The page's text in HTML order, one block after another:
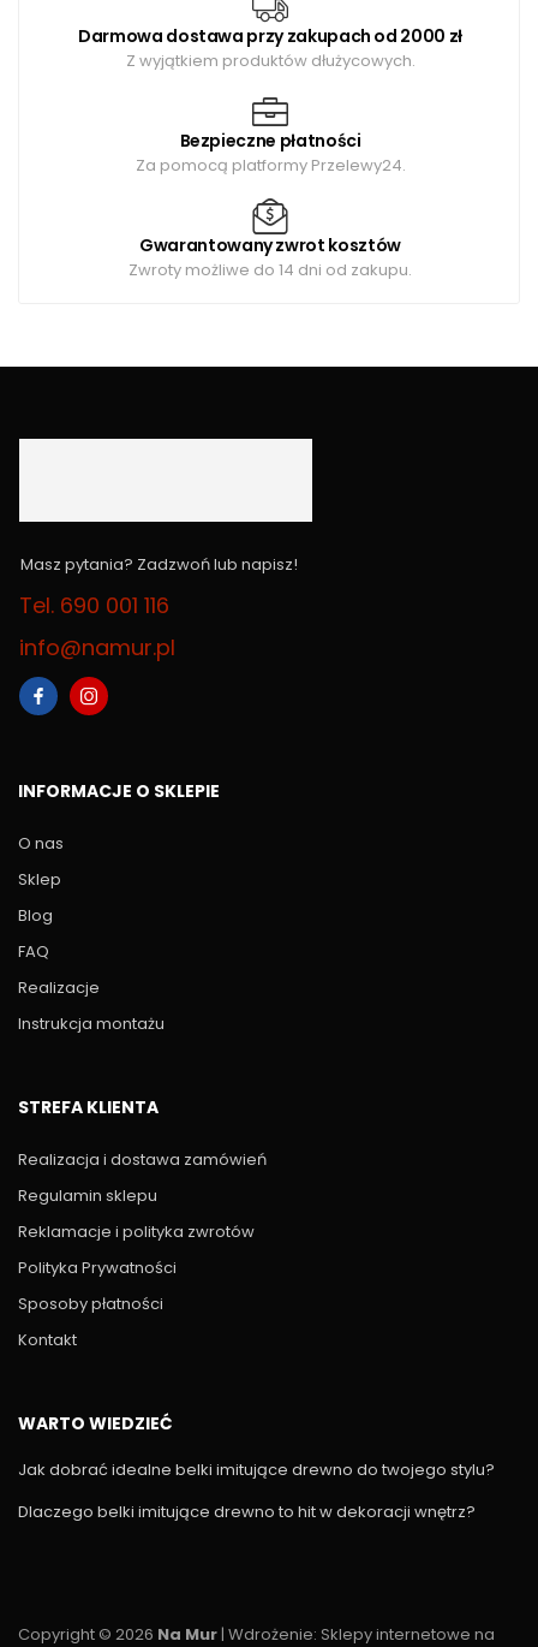
Darmowa dostawa przy zakupach od 2000 zł
Z wyjątkiem produktów dłużycowych.
Bezpieczne płatności
Za pomocą platformy Przelewy24.
Gwarantowany zwrot kosztów
Zwroty możliwe do 14 dni od zakupu.
Masz pytania? Zadzwoń lub napisz!
Tel. 690 001 116
info@namur.pl
INFORMACJE O SKLEPIE
O nas
Sklep
Blog
FAQ
Realizacje
Instrukcja montażu
STREFA KLIENTA
Realizacja i dostawa zamówień
Regulamin sklepu
Reklamacje i polityka zwrotów
Polityka Prywatności
Sposoby płatności
Kontakt
WARTO WIEDZIEĆ
Jak dobrać idealne belki imitujące drewno do twojego stylu?
Dlaczego belki imitujące drewno to hit w dekoracji wnętrz?
Copyright © 2026 Na Mur| Wdrożenie: Sklepy internetowe na